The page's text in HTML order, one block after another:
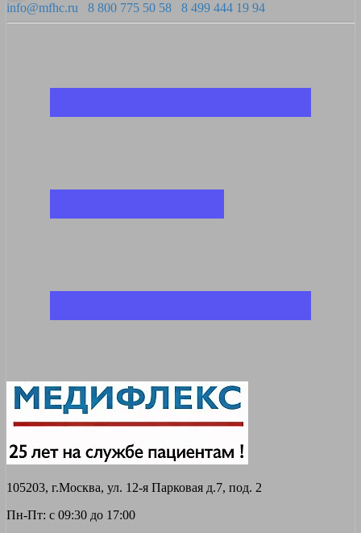
info@mfhc.ru 8 800 775 50 58 8 499 444 19 94
105203, г.Москва, ул. 12-я Парковая д.7, под. 2
Пн-Пт: с 09:30 до 17:00